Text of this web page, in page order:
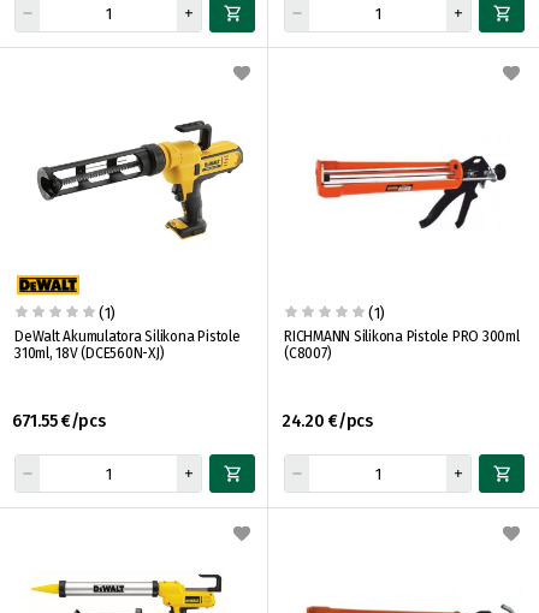
(1)
DeWalt Akumulatora Silikona Pistole
310ml, 18V (DCE560N-XJ)
671.55 €/pcs
(1)
RICHMANN Silikona Pistole PRO 300ml
(C8007)
24.20 €/pcs